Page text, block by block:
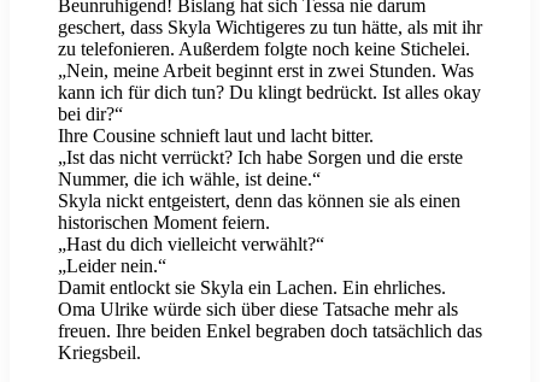
Beunruhigend! Bislang hat sich Tessa nie darum
geschert, dass Skyla Wichtigeres zu tun hätte, als mit ihr
zu telefonieren. Außerdem folgte noch keine Stichelei.
„Nein, meine Arbeit beginnt erst in zwei Stunden. Was
kann ich für dich tun? Du klingt bedrückt. Ist alles okay
bei dir?“
Ihre Cousine schnieft laut und lacht bitter.
„Ist das nicht verrückt? Ich habe Sorgen und die erste
Nummer, die ich wähle, ist deine.“
Skyla nickt entgeistert, denn das können sie als einen
historischen Moment feiern.
„Hast du dich vielleicht verwählt?“
„Leider nein.“
Damit entlockt sie Skyla ein Lachen. Ein ehrliches.
Oma Ulrike würde sich über diese Tatsache mehr als
freuen. Ihre beiden Enkel begraben doch tatsächlich das
Kriegsbeil.